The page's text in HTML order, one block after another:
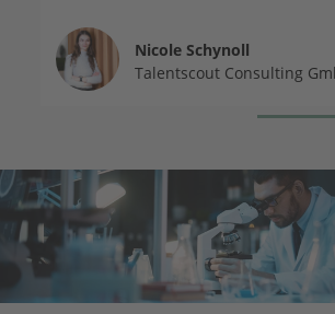
Nicole Schynoll
Talentscout Consulting